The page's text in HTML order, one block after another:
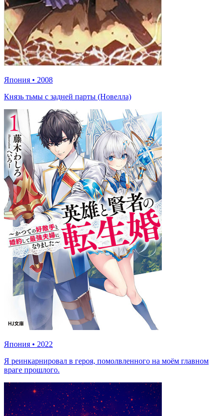
Япония • 2008
Князь тьмы с задней парты (Новелла)
Япония • 2022
Я реинкарнировал в героя, помолвленного на моём главном
враге прошлого.